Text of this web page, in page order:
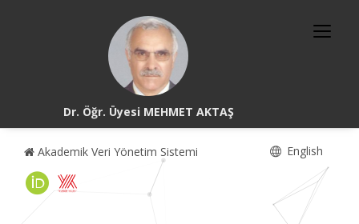
Dr. Öğr. Üyesi MEHMET AKTAŞ
Akademik Veri Yönetim Sistemi English